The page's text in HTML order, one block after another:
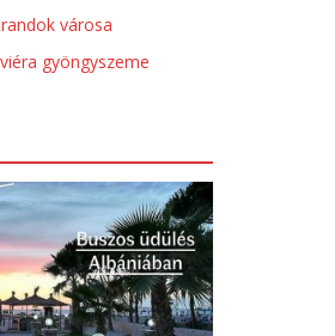
városa
gyöngyszeme